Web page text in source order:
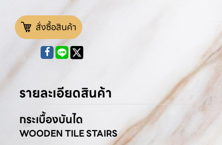
สั่งซื้อสินค้า
รายละเอียดสินค้า
กระเบื้องบันได
WOODEN TILE STAIRS